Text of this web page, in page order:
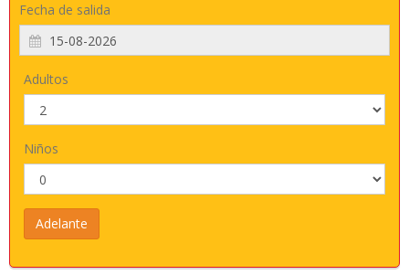
Fecha de salida
Adultos
Niños